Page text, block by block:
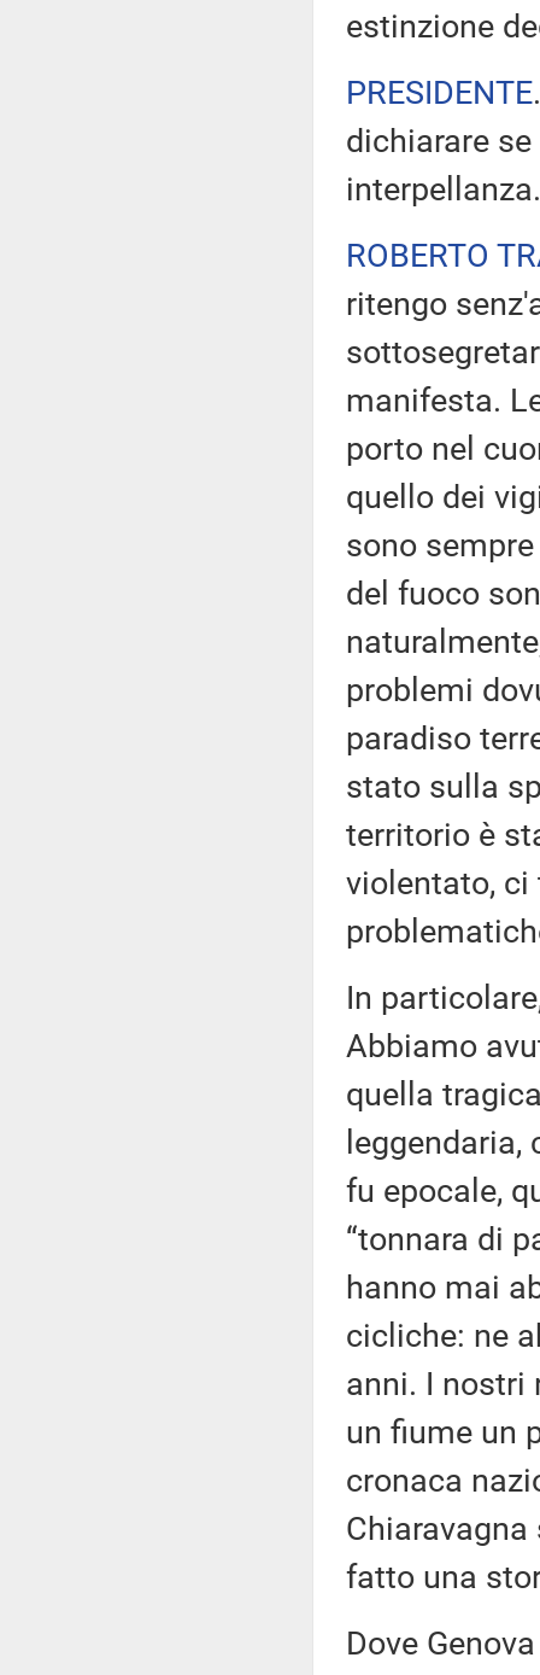
estinzione
PRESIDENTE
dichiarare
interpellanza.
ROBERTO
ritengo
manifesta.
porto nel
quello dei
sono
del fuoco
problemi
paradiso
stato sulla
territorio è
violentato,
In
Abbiamo
quella
fu epocale,
“tonnara di
hanno mai
cicliche: ne
anni. I nostri
un fiume un
cronaca
fatto una
Dove